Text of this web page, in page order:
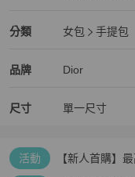
分類
Dior女包 分類資訊
女包
手提包
品牌
Dior精品 女包品牌介紹
Dior
Dior推薦清單
尺寸 單一尺寸
活動 【新人首購】